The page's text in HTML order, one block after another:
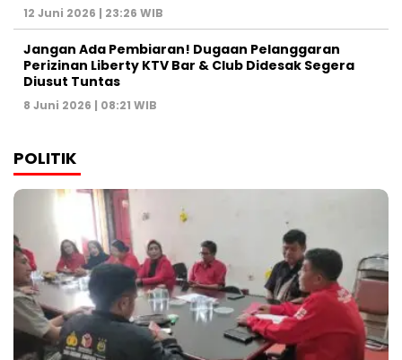
12 Juni 2026 | 23:26 WIB
Jangan Ada Pembiaran! Dugaan Pelanggaran
Perizinan Liberty KTV Bar & Club Didesak Segera
Diusut Tuntas
8 Juni 2026 | 08:21 WIB
POLITIK